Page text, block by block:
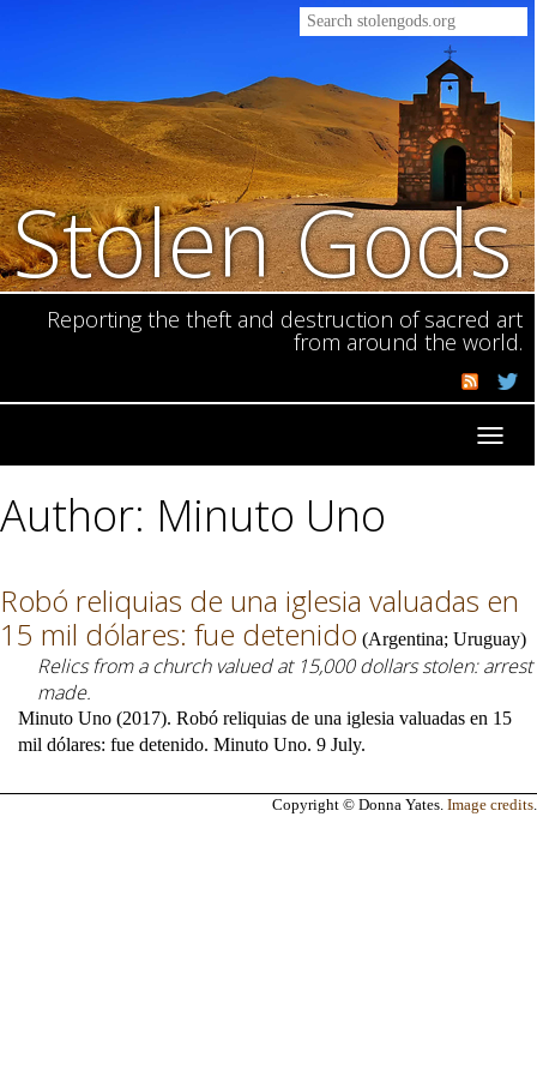
Stolen Gods
Reporting the theft and destruction of sacred art
from around the world.
Author: Minuto Uno
Robó reliquias de una iglesia valuadas en
15 mil dólares: fue detenido (Argentina; Uruguay)
Relics from a church valued at 15,000 dollars stolen: arrest
made.
Minuto Uno (2017). Robó reliquias de una iglesia valuadas en 15
mil dólares: fue detenido. Minuto Uno. 9 July.
Copyright © Donna Yates. Image credits